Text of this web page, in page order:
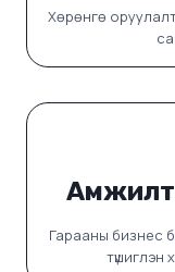
Хөрөнгө
Гарааны бизнес